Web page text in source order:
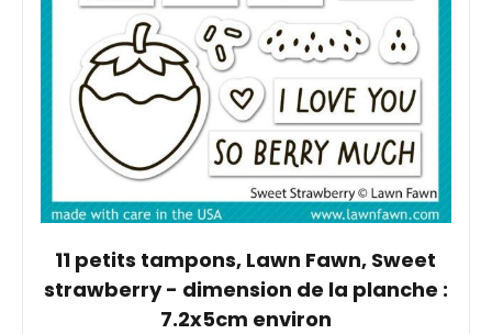
11 petits tampons, Lawn Fawn, Sweet
strawberry - dimension de la planche :
7.2x5cm environ